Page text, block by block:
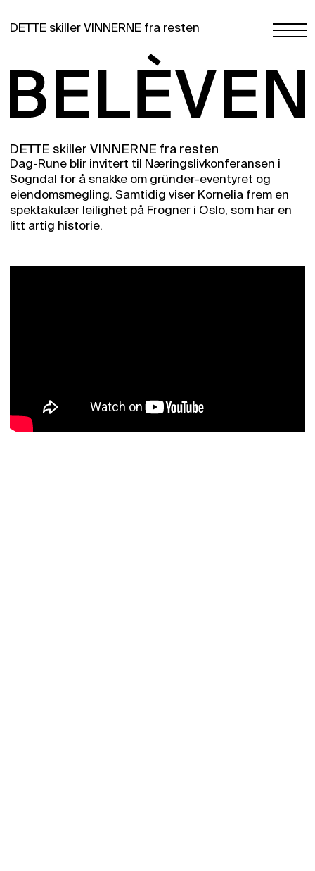
DETTE skiller VINNERNE fra resten
DETTE skiller VINNERNE fra resten
Dag-Rune blir invitert til Næringslivkonferansen i
Sogndal for å snakke om gründer-eventyret og
eiendomsmegling. Samtidig viser Kornelia frem en
spektakulær leilighet på Frogner i Oslo, som har en
litt artig historie.